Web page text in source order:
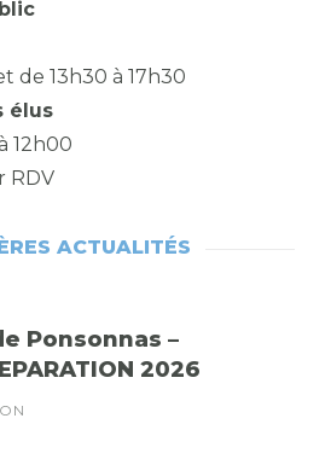
de 13h30 à 17h30
élus
12h00
RDV
ACTUALITÉS
Ponsonnas –
2026